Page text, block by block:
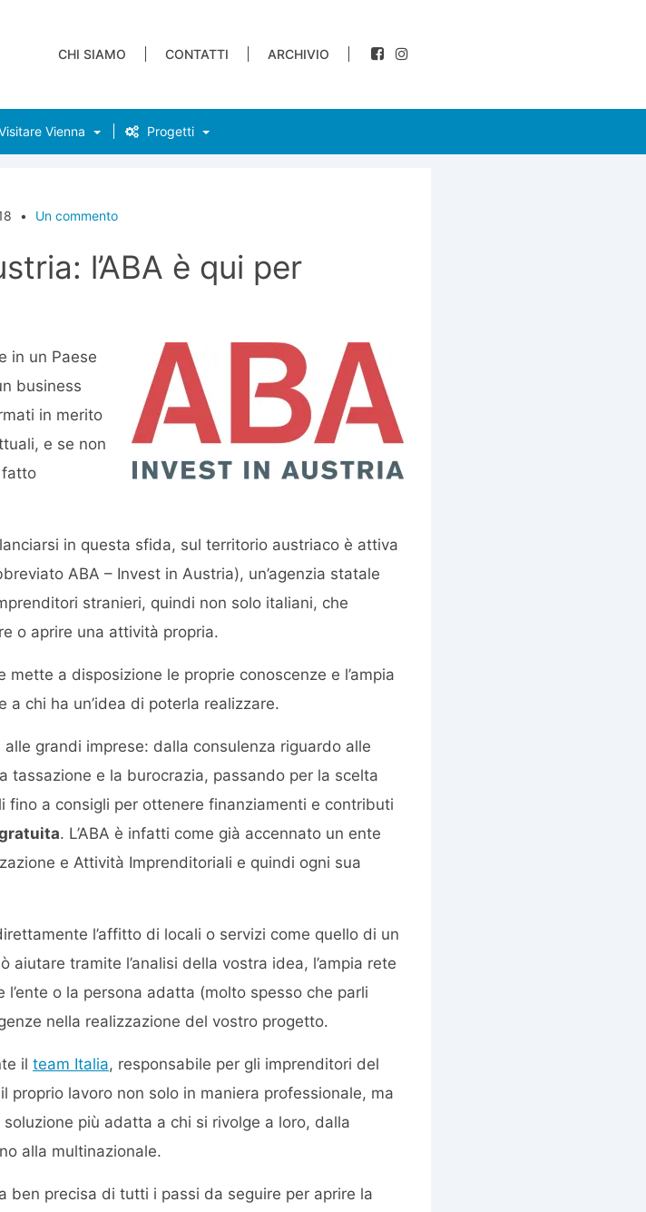
CHI SIAMO CONTATTI ARCHIVIO
Vienna Progetti
• Un commento
l’ABA è qui per
in un Paese
business
in merito
e se non
fatto
in questa sfida, sul territorio austriaco è attiva
ABA – Invest in Austria), un’agenzia statale
stranieri, quindi non solo italiani, che
o aprire una attività propria.
mette a disposizione le proprie conoscenze e l’ampia
chi ha un’idea di poterla realizzare.
grandi imprese: dalla consulenza riguardo alle
tassazione e la burocrazia, passando per la scelta
fino a consigli per ottenere finanziamenti e contributi
. L’ABA è infatti come già accennato un ente
e Attività Imprenditoriali e quindi ogni sua
l’affitto di locali o servizi come quello di un
tramite l’analisi della vostra idea, l’ampia rete
o la persona adatta (molto spesso che parli
nella realizzazione del vostro progetto.
il team Italia, responsabile per gli imprenditori del
proprio lavoro non solo in maniera professionale, ma
più adatta a chi si rivolge a loro, dalla
alla multinazionale.
ben precisa di tutti i passi da seguire per aprire la